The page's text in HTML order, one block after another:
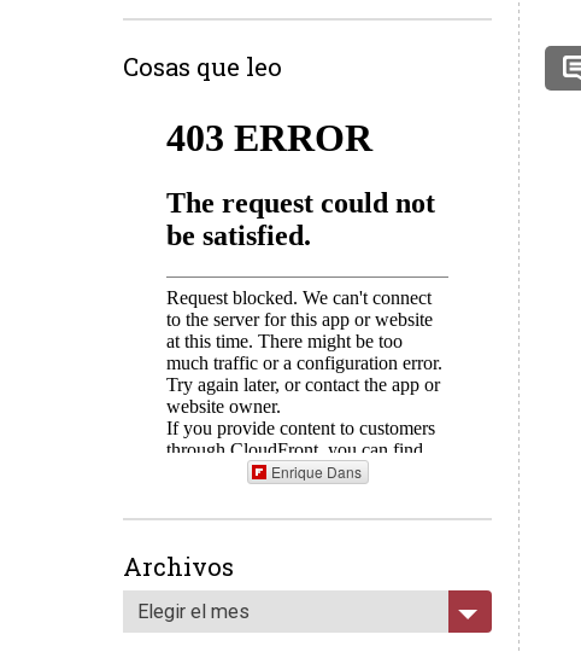
Cosas que leo
Enrique Dans
Archivos
Elegir el mes